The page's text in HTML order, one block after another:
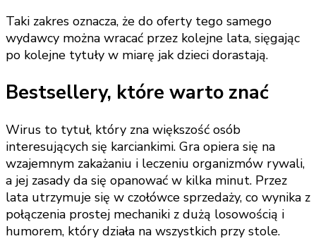
Taki zakres oznacza, że do oferty tego samego
wydawcy można wracać przez kolejne lata, sięgając
po kolejne tytuły w miarę jak dzieci dorastają.
Bestsellery, które warto znać
Wirus to tytuł, który zna większość osób
interesujących się karciankimi. Gra opiera się na
wzajemnym zakażaniu i leczeniu organizmów rywali,
a jej zasady da się opanować w kilka minut. Przez
lata utrzymuje się w czołówce sprzedaży, co wynika z
połączenia prostej mechaniki z dużą losowością i
humorem, który działa na wszystkich przy stole.